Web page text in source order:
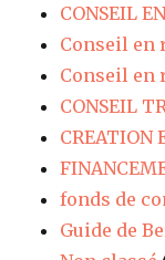
CONSEIL
Conseil en
Conseil en
CONSEIL
CREATION
fonds de
Guide de